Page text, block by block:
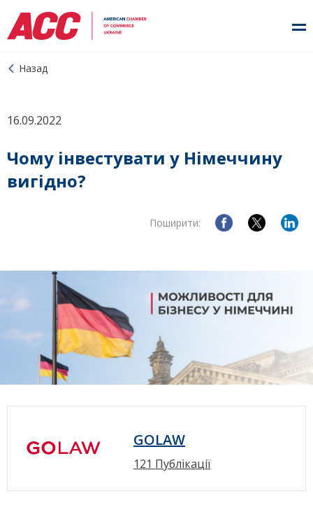
Назад
16.09.2022
Чому інвестувати у Німеччину
вигідно?
Поширити:
GOLAW
121 Публікації